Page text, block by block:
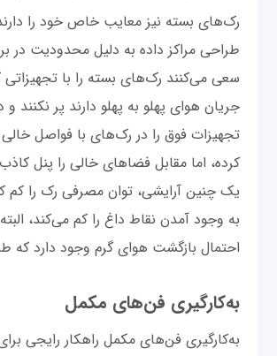
رک‌های بسته نیز معایب خاص خود را
طراحی مراکز داده به دلیل محدودیت در
سعی می‌کنند رک‌های بسته را با تجهیزاتی
جریان هوای پهلو به پهلو دارند پر نکنند و
تجهیزات فوق را در رک‌های با فواصل
کرده، اما مقابل فضاهای خالی را پنل
یک چنین آرایشی، توان مصرفی رک را کم
به وجود آمدن نقاط داغ را کم می‌کند،
احتمال بازگشت هوای گرم وجود دارد که
به‌کارگیری فن‌های مکمل
به‌کارگیری فن‌های مکمل راهکار رایجی